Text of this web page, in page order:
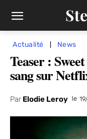
Actualité News
Teaser :
sang sur
Par Elodie Leroy le